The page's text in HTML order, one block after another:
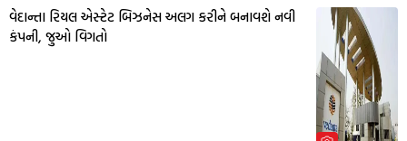
વેદાન્તા રિયલ એસ્ટેટ બિઝનેસ અલગ કરીને બનાવશે નવી
કંપની, જુઓ વિગતો